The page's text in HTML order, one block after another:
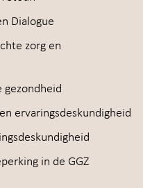
Dialogue
zorg en
ervaringsdeskundigheid
in de GGZ